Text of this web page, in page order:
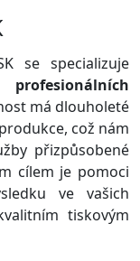
se specializuje
má dlouholeté
což nám
přizpůsobené
cílem je pomoci
ve vašich
tiskovým